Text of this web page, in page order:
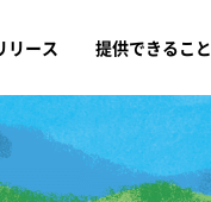
リース 提供できること